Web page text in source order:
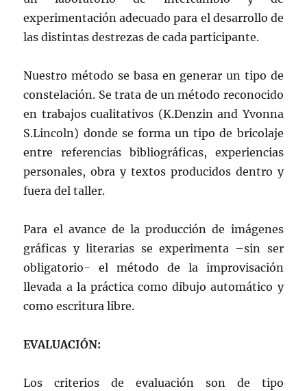
experimentación adecuado para el desarrollo de
las distintas destrezas de cada participante.
Nuestro método se basa en generar un tipo de
constelación. Se trata de un método reconocido
en trabajos cualitativos (K.Denzin and Yvonna
S.Lincoln) donde se forma un tipo de bricolaje
entre referencias bibliográficas, experiencias
personales, obra y textos producidos dentro y
fuera del taller.
Para el avance de la producción de imágenes
gráficas y literarias se experimenta –sin ser
obligatorio- el método de la improvisación
llevada a la práctica como dibujo automático y
como escritura libre.
EVALUACIÓN:
Los criterios de evaluación son de tipo